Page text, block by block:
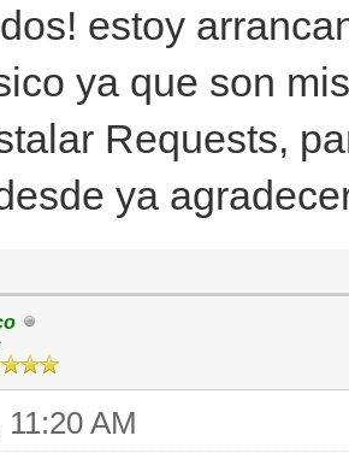
estoy
ya que son
Requests,
ya
AM